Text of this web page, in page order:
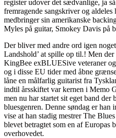
register udover det sædvanlige, ja
fremragende sangskriver og
medbringer sin amerikanske
Myles på guitar, Smokey Davis på
Der bliver med andre ord igen
Landshold’ at spille op til.! Men
KingBee exBLUESive veteraner
og i disse EU tider med åbne
låne en målfarlig guitarist fra
indtil årsskiftet var kernen i Memo
men nu har startet sit eget band
bluesgenren. Denne søndag er
vise at han stadig mestrer The
blevet betragtet som en af Europas
overhovedet.